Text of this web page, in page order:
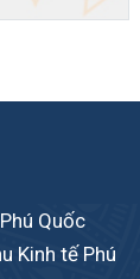
Quốc
Kinh tế Phú